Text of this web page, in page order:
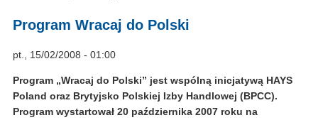
Program Wracaj do Polski
pt., 15/02/2008 - 01:00
Program „Wracaj do Polski” jest wspólną inicjatywą HAYS
Poland oraz Brytyjsko Polskiej Izby Handlowej (BPCC).
Program wystartował 20 października 2007 roku na